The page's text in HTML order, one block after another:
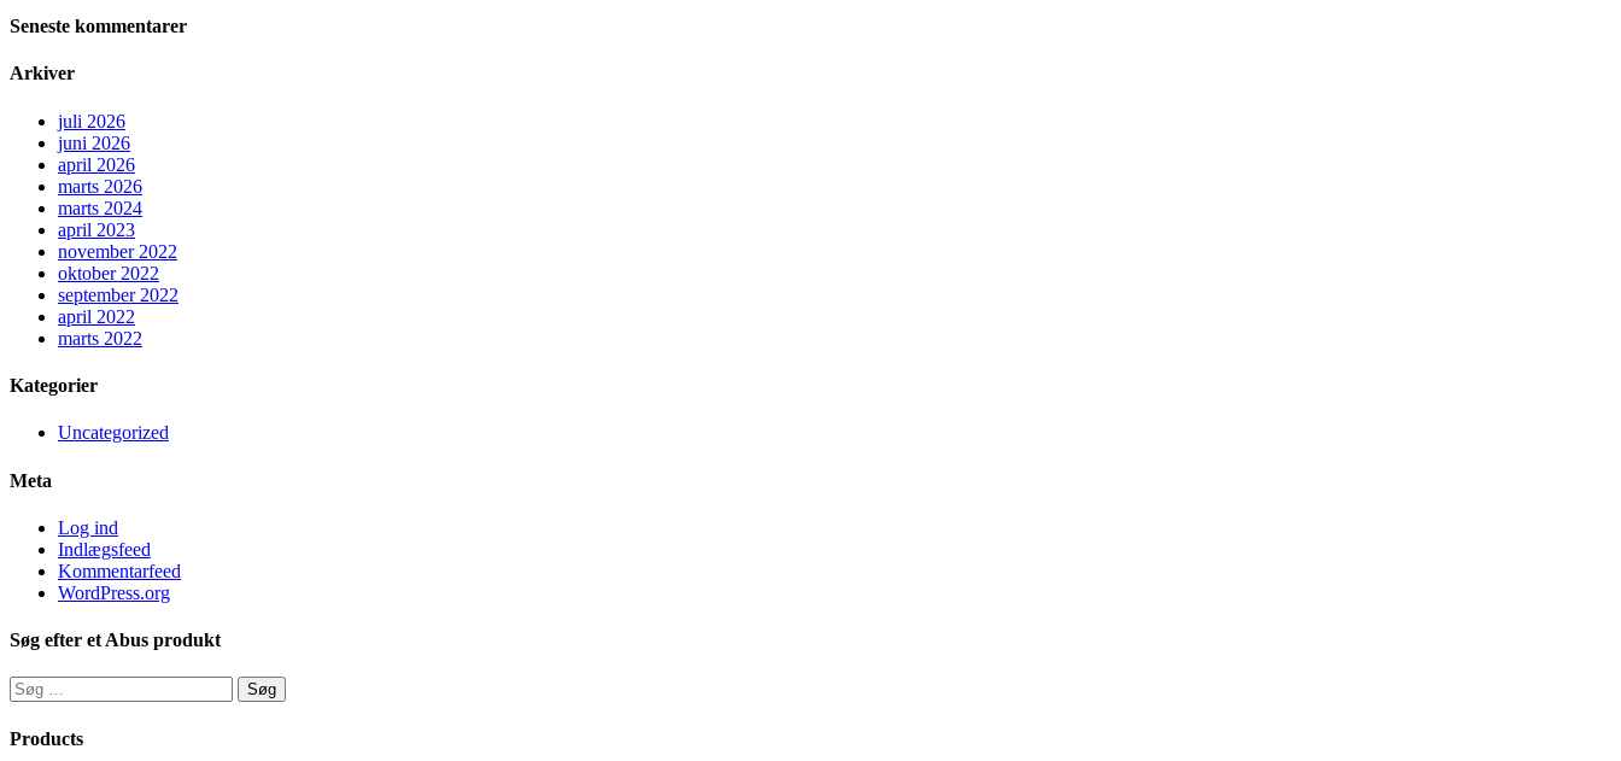
Seneste kommentarer
Arkiver
juli 2026
juni 2026
april 2026
marts 2026
marts 2024
april 2023
november 2022
oktober 2022
september 2022
april 2022
marts 2022
Kategorier
Uncategorized
Meta
Log ind
Indlægsfeed
Kommentarfeed
WordPress.org
Søg efter et Abus produkt
Søg
efter:
Products